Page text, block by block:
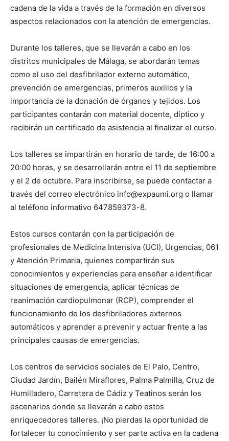
cadena de la vida a través de la formación en diversos
aspectos relacionados con la atención de emergencias.
Durante los talleres, que se llevarán a cabo en los
distritos municipales de Málaga, se abordarán temas
como el uso del desfibrilador externo automático,
prevención de emergencias, primeros auxilios y la
importancia de la donación de órganos y tejidos. Los
participantes contarán con material docente, díptico y
recibirán un certificado de asistencia al finalizar el curso.
Los talleres se impartirán en horario de tarde, de 16:00 a
20:00 horas, y se desarrollarán entre el 11 de septiembre
y el 2 de octubre. Para inscribirse, se puede contactar a
través del correo electrónico info@expaumi.org o llamar
al teléfono informativo 647859373-8.
Estos cursos contarán con la participación de
profesionales de Medicina Intensiva (UCI), Urgencias, 061
y Atención Primaria, quienes compartirán sus
conocimientos y experiencias para enseñar a identificar
situaciones de emergencia, aplicar técnicas de
reanimación cardiopulmonar (RCP), comprender el
funcionamiento de los desfibriladores externos
automáticos y aprender a prevenir y actuar frente a las
principales causas de emergencias.
Los centros de servicios sociales de El Palo, Centro,
Ciudad Jardín, Bailén Miraflores, Palma Palmilla, Cruz de
Humilladero, Carretera de Cádiz y Teatinos serán los
escenarios donde se llevarán a cabo estos
enriquecedores talleres. ¡No pierdas la oportunidad de
fortalecer tu conocimiento y ser parte activa en la cadena